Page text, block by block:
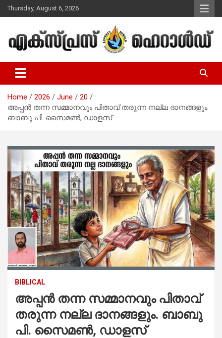
Skip
to
Thursday, August 6, 2026
Express Herald – Malayalam
Christian News
Home 2026 June
20
അപ്പൻ തന്ന സമ്മാനവും പിതാവ് തരുന്ന നല്ല ദാനങ്ങളും.
ബാബു പി. സൈമൺ, ഡാളസ്
BIBLICAL
അപ്പൻ തന്ന സമ്മാനവും പിതാവ്
തരുന്ന നല്ല ദാനങ്ങളും. ബാബു
പി. സൈമൺ, ഡാളസ്